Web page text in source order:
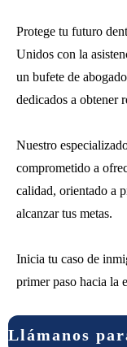
Protege tu futuro
Unidos con la
un bufete de
dedicados a obtener
Nuestro
comprometido a
calidad, orientado a
alcanzar tus metas.
Inicia tu caso de
primer paso hacia la